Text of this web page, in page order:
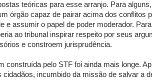
teóricas para esse arranjo. Para
órgão capaz de pairar acima dos conflitos
e assumir o papel de poder moderador.
ao tribunal inspirar respeito por seus
e constroem jurisprudência.
construída pelo STF foi ainda mais longe.
cidadãos, incumbido da missão de salvar a